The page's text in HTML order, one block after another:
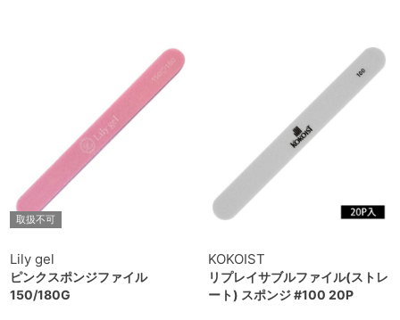
取扱不可
Lily gel
ピンクスポンジファイル
150/180G
KOKOIST
リプレイサブルファイル(ストレ
ート) スポンジ #100 20P